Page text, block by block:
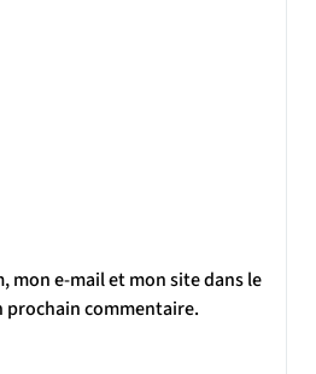
mon e-mail et mon site dans le
commentaire.